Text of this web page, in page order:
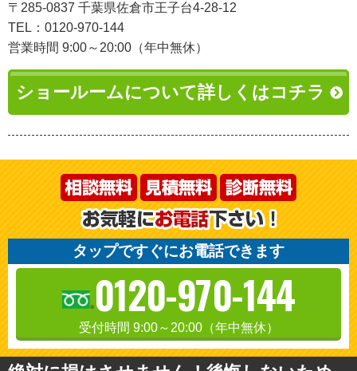
〒285-0837 千葉県佐倉市王子台4-28-12
TEL：0120-970-144
営業時間 9:00～20:00（年中無休）
ショールームについて詳しくはコチラ
タップですぐにお電話できます
0120-970-144
受付時間 9:00～20:00（年中無休）